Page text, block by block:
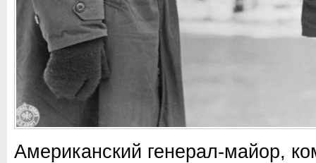
Американский генерал-майор,